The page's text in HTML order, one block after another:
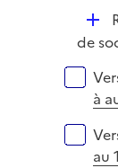
i
e
r
D
é
l
i
e
de
à
au